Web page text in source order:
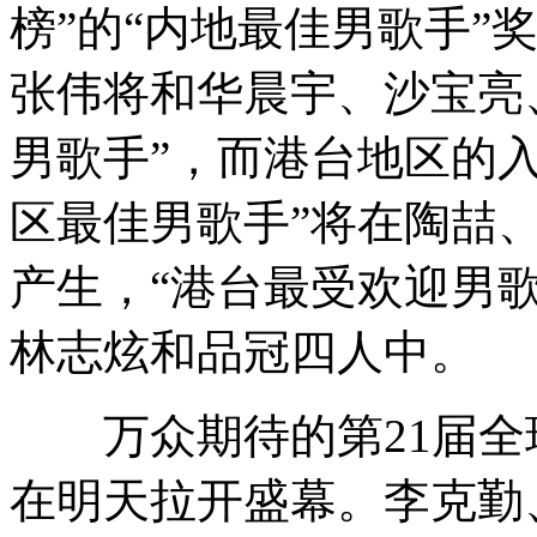
榜”的“内地最佳男歌手”
张伟将和华晨宇、沙宝
男歌手”，而港台地区的
区最佳男歌手”将在陶喆
产生，“港台最受欢迎男
林志炫和品冠四人中。
万众期待的第21届全
在明天拉开盛幕。李克